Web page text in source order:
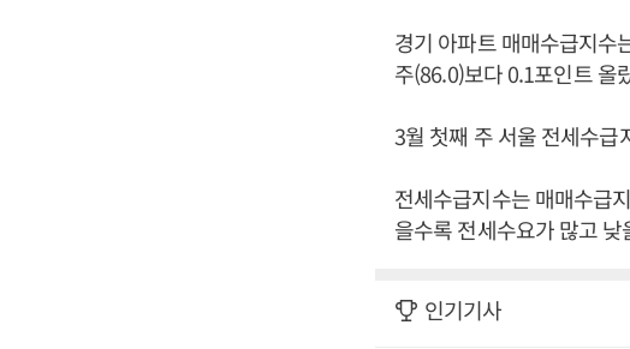
경기 아파트 매매수급지수
주(86.0)보다 0.1포인트 올
3월 첫째 주 서울 전세수급
전세수급지수는 매매수급
을수록 전세수요가 많고
인기기사